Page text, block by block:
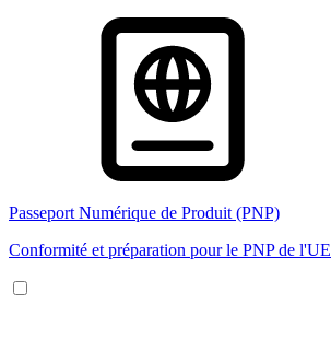
Passeport Numérique de Produit (PNP)
Conformité et préparation pour le PNP de l'UE